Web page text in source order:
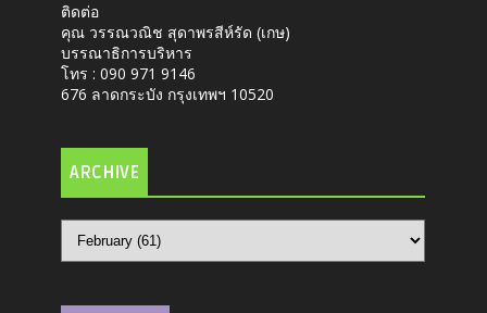
ติดต่อ
คุณ วรรณวณิช สุดาพรสีห์รัด (เกษ)
บรรณาธิการบริหาร
โทร : 090 971 9146
676 ลาดกระบัง กรุงเทพฯ 10520
ARCHIVE